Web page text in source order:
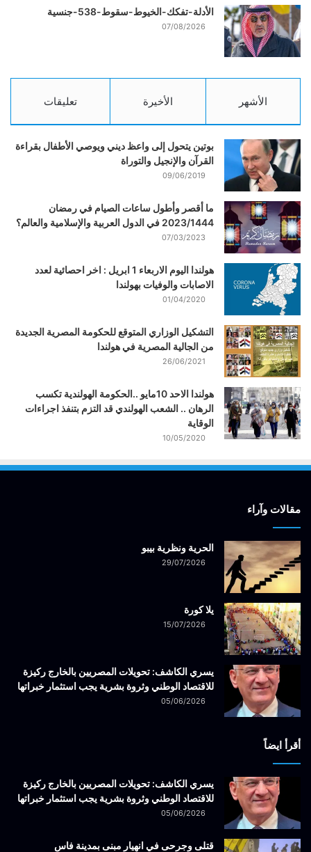
الأدلة-تفكك-الخيوط-سقوط-538-جنسية
07/08/2026
الأشهر الأخيرة تعليقات
بوتين يتحول إلى واعظ ديني ويوصي الأطفال بقراءة
القرآن والإنجيل والتوراة
09/06/2019
ما أقصر وأطول ساعات الصيام في رمضان
2023/1444 في الدول العربية والإسلامية والعالم؟
07/03/2023
هولندا اليوم الاربعاء 1 ابريل : اخر احصائية لعدد
الاصابات والوفيات بهولندا
01/04/2020
التشكيل الوزاري المتوقع للحكومة المصرية الجديدة
من الجالية المصرية في هولندا
26/06/2021
هولندا الاحد 10مايو ..الحكومة الهولندية تكسب
الرهان .. الشعب الهولندي قد التزم بتنفذ اجراءات
الوقاية
10/05/2020
مقالات وآراء
الحرية ونظرية بيبو
29/07/2026
يلا كورة
15/07/2026
يسري الكاشف: تحويلات المصريين بالخارج ركيزة
للاقتصاد الوطني وثروة بشرية يجب استثمار خبراتها
05/06/2026
أقرأ ايضاً
يسري الكاشف: تحويلات المصريين بالخارج ركيزة
للاقتصاد الوطني وثروة بشرية يجب استثمار خبراتها
05/06/2026
قتلى وجرحى في انهيار مبنى بمدينة فاس